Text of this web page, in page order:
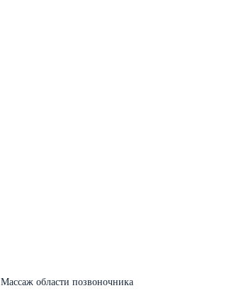
Массаж области позвоночника